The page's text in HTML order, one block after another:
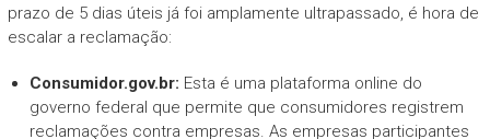
prazo de 5 dias úteis já foi amplamente ultrapassado, é hora de
escalar a reclamação:
Consumidor.gov.br: Esta é uma plataforma online do
governo federal que permite que consumidores registrem
reclamações contra empresas. As empresas participantes